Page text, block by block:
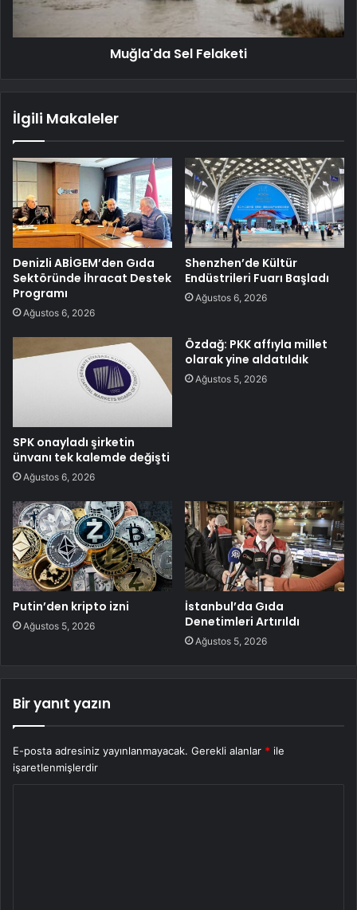
Muğla'da Sel Felaketi
İlgili Makaleler
Denizli ABİGEM’den Gıda
Sektöründe İhracat Destek
Programı
Ağustos 6, 2026
Shenzhen’de Kültür
Endüstrileri Fuarı Başladı
Ağustos 6, 2026
SPK onayladı şirketin
ünvanı tek kalemde değişti
Ağustos 6, 2026
Özdağ: PKK affıyla millet
olarak yine aldatıldık
Ağustos 5, 2026
Putin’den kripto izni
Ağustos 5, 2026
İstanbul’da Gıda
Denetimleri Artırıldı
Ağustos 5, 2026
Bir yanıt yazın
E-posta adresiniz yayınlanmayacak. Gerekli alanlar * ile
işaretlenmişlerdir